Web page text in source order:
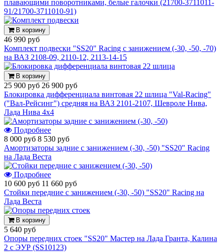
плавающими поворотниками, белые галочки (21700-3711011-
91/21700-3711010-91)
В корзину
46 990 руб
Комплект подвески "SS20" Racing с занижением (-30, -50, -70)
на ВАЗ 2108-09, 2110-12, 2113-14-15
В корзину
25 900 руб 26 900 руб
Блокировка дифференциала винтовая 22 шлица "Val-Racing"
("Вал-Рейсинг") средняя на ВАЗ 2101-2107, Шевроле Нива,
Лада Нива 4х4
Подробнее
8 000 руб 8 530 руб
Амортизаторы задние с занижением (-30, -50) "SS20" Racing
на Лада Веста
Подробнее
10 600 руб 11 660 руб
Стойки передние с занижением (-30, -50) "SS20" Racing на
Лада Веста
В корзину
5 640 руб
Опоры передних стоек "SS20" Мастер на Лада Гранта, Калина
2 с ЭУР (SS10123)